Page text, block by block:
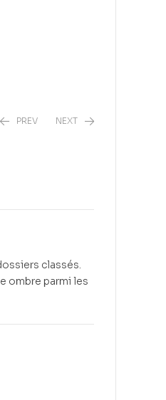
PREV NEXT
classés.
ombre parmi les